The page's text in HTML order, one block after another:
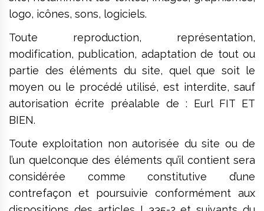
logo, icônes, sons, logiciels.
Toute reproduction, représentation,
modification, publication, adaptation de tout ou
partie des éléments du site, quel que soit le
moyen ou le procédé utilisé, est interdite, sauf
autorisation écrite préalable de : Eurl FIT ET
BIEN.
Toute exploitation non autorisée du site ou de
l’un quelconque des éléments qu’il contient sera
considérée comme constitutive d’une
contrefaçon et poursuivie conformément aux